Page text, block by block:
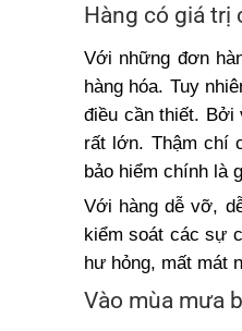
Hàng có giá trị
Với những đơn
hàng hóa. Tuy
điều cần thiết. Bởi
rất lớn. Thậm chí
bảo hiểm chính là
Với hàng dễ vỡ,
kiểm soát các sự
hư hỏng, mất mát
Vào mùa mưa